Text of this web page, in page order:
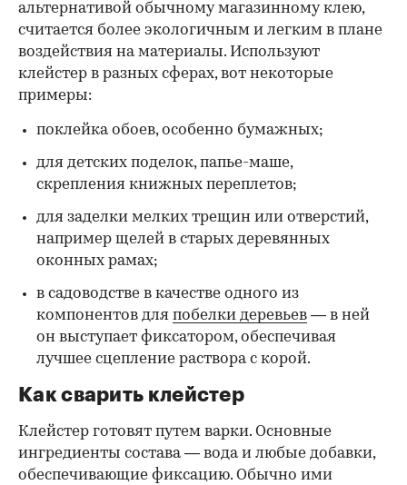
00:00 / 00:00
альтернативой обычному магазинному клею,
считается более экологичным и легким в плане
воздействия на материалы. Используют
клейстер в разных сферах, вот некоторые
примеры:
поклейка обоев, особенно бумажных;
для детских поделок, папье-маше,
скрепления книжных переплетов;
для заделки мелких трещин или отверстий,
например щелей в старых деревянных
оконных рамах;
в садоводстве в качестве одного из
компонентов для побелки деревьев — в ней
он выступает фиксатором, обеспечивая
лучшее сцепление раствора с корой.
Как сварить клейстер
Клейстер готовят путем варки. Основные
ингредиенты состава — вода и любые добавки,
обеспечивающие фиксацию. Обычно ими